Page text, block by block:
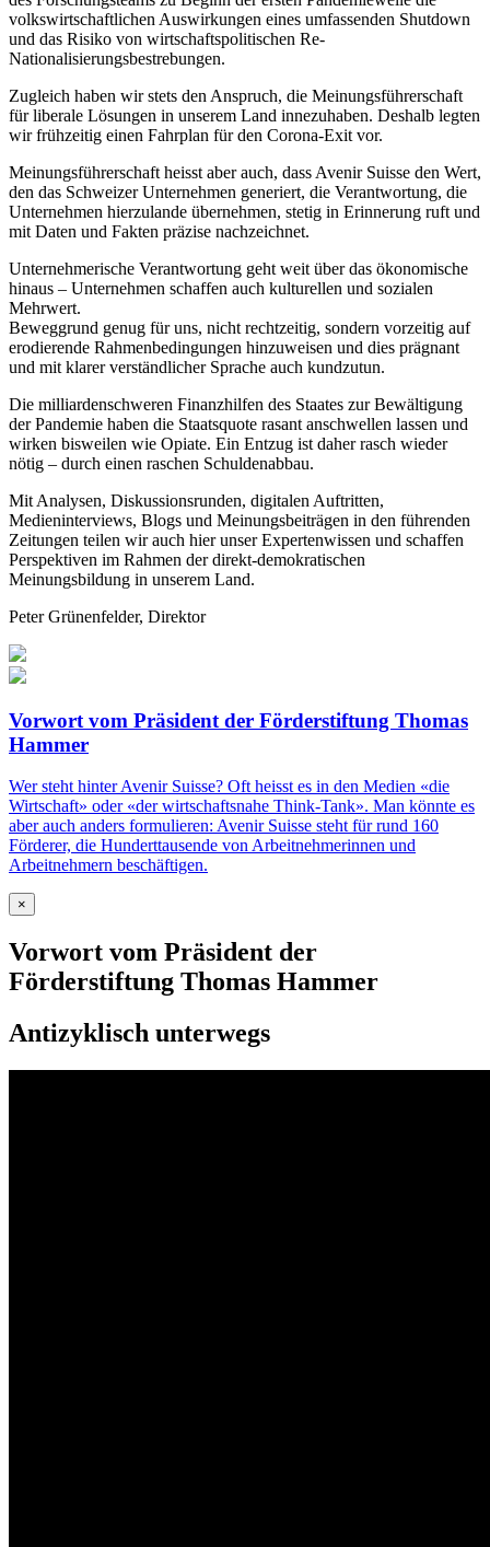
volkswirtschaftlichen Auswirkungen eines umfassenden Shutdown
und das Risiko von wirtschaftspolitischen Re-
Nationalisierungsbestrebungen.
Zugleich haben wir stets den Anspruch, die Meinungsführerschaft
für liberale Lösungen in unserem Land innezuhaben. Deshalb legten
wir frühzeitig einen Fahrplan für den Corona-Exit vor.
Meinungsführerschaft heisst aber auch, dass Avenir Suisse den Wert,
den das Schweizer Unternehmen generiert, die Verantwortung, die
Unternehmen hierzulande übernehmen, stetig in Erinnerung ruft und
mit Daten und Fakten präzise nachzeichnet.
Unternehmerische Verantwortung geht weit über das ökonomische
hinaus – Unternehmen schaffen auch kulturellen und sozialen
Mehrwert.
Beweggrund genug für uns, nicht rechtzeitig, sondern vorzeitig auf
erodierende Rahmenbedingungen hinzuweisen und dies prägnant
und mit klarer verständlicher Sprache auch kundzutun.
Die milliardenschweren Finanzhilfen des Staates zur Bewältigung
der Pandemie haben die Staatsquote rasant anschwellen lassen und
wirken bisweilen wie Opiate. Ein Entzug ist daher rasch wieder
nötig – durch einen raschen Schuldenabbau.
Mit Analysen, Diskussionsrunden, digitalen Auftritten,
Medieninterviews, Blogs und Meinungsbeiträgen in den führenden
Zeitungen teilen wir auch hier unser Expertenwissen und schaffen
Perspektiven im Rahmen der direkt-demokratischen
Meinungsbildung in unserem Land.
Peter Grünenfelder, Direktor
Vorwort vom Präsident der Förderstiftung Thomas
Hammer
Wer steht hinter Avenir Suisse? Oft heisst es in den Medien «die
Wirtschaft» oder «der wirtschaftsnahe Think-Tank». Man könnte es
aber auch anders formulieren: Avenir Suisse steht für rund 160
Förderer, die Hunderttausende von Arbeitnehmerinnen und
Arbeitnehmern beschäftigen.
×
Vorwort vom Präsident der
Förderstiftung Thomas Hammer
Antizyklisch unterwegs